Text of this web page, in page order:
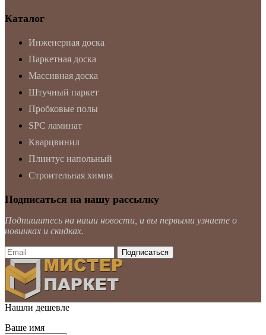
Каталог
Инженерная доска
Паркетная доска
Массивная доска
Штучный паркет
Пробковые полы
SPC ламинат
Кварцвинил
Плинтус напольный
Строительная химия
Подписаться на нашу рассылку
Подпишитесь на наши новости, и вы первыми узнаете о
новинках и скидках.
Нашли дешевле
Ваше имя